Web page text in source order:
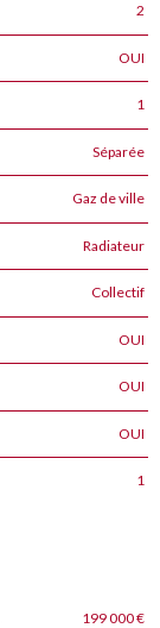
2
OUI
1
Séparée
Gaz de ville
Radiateur
Collectif
OUI
OUI
OUI
1
199 000 €